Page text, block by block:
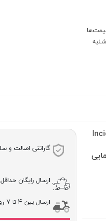
گارانتی اصالت و
ارسال رایگان حداقل
ارسال بین 4 تا 7 روز